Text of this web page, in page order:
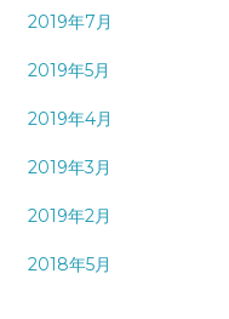
2019年7月
2019年5月
2019年4月
2019年3月
2019年2月
2018年5月